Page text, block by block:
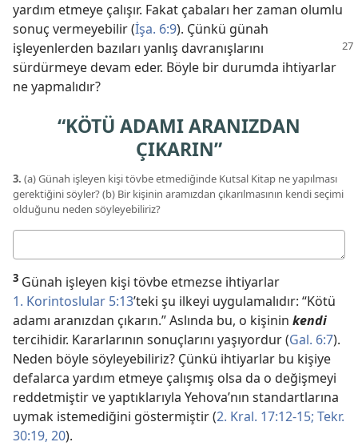
yardım etmeye çalışır. Fakat çabaları her zaman olumlu
sonuç vermeyebilir (İşa. 6:9). Çünkü günah
işleyenlerden bazıları yanlış davranışlarını
sürdürmeye devam eder. Böyle bir durumda ihtiyarlar
ne yapmalıdır?
“KÖTÜ ADAMI ARANIZDAN
ÇIKARIN”
3. (a) Günah işleyen kişi tövbe etmediğinde Kutsal Kitap ne yapılması
gerektiğini söyler? (b) Bir kişinin aramızdan çıkarılmasının kendi seçimi
olduğunu neden söyleyebiliriz?
3 Günah işleyen kişi tövbe etmezse ihtiyarlar
1. Korintoslular 5:13’teki şu ilkeyi uygulamalıdır: “Kötü
adamı aranızdan çıkarın.” Aslında bu, o kişinin kendi
tercihidir. Kararlarının sonuçlarını yaşıyordur (Gal. 6:7).
Neden böyle söyleyebiliriz? Çünkü ihtiyarlar bu kişiye
defalarca yardım etmeye çalışmış olsa da o değişmeyi
reddetmiştir ve yaptıklarıyla Yehova’nın standartlarına
uymak istemediğini göstermiştir (2. Kral. 17:12-15; Tekr.
30:19, 20).